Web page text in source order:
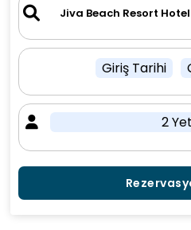
Giriş Tarihi
2